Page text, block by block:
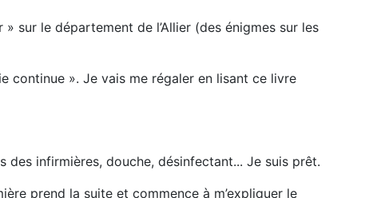
sur le département de l’Allier (des énigmes sur les
continue ». Je vais me régaler en lisant ce livre
des infirmières, douche, désinfectant... Je suis prêt.
prend la suite et commence à m’expliquer le